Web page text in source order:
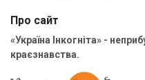
Про сайт
«Україна Інкогніта» -
краєзнавства.